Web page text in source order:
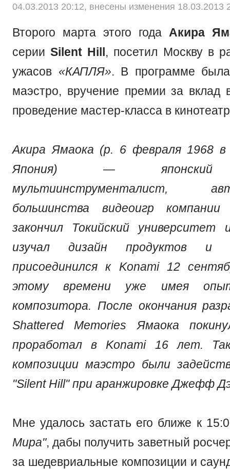
04.03.2013 20:12, внесены изменения 18.03.2013
Второго марта этого года Акира
серииSilent Hill, посетил Москву в
ужасов «КАПЛЯ». В программе была
маэстро, вручение премии за вклад
проведение мастер-класса в
Акира Ямаока (р. 6 февраля 1968 в
Япония) — японский
мультиинструменталист,
большинства видеоигр
закончил Токийский университет
изучал дизайн продуктов и
присоединился к Konami 12
этому времени уже имея
композитора. После окончания
Shattered Memories Ямаока
проработал в Konami 16 лет.
композиции маэстро были
"Silent Hill" при аранжировке Джефф
Мне удалось застать его ближе к
Мира", дабы получить заветный
за шедевриальные композиции и